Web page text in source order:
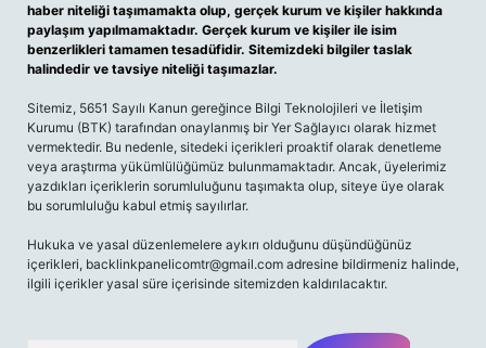
haber niteliği taşımamakta olup, gerçek kurum ve kişiler hakkında
paylaşım yapılmamaktadır. Gerçek kurum ve kişiler ile isim
benzerlikleri tamamen tesadüfidir. Sitemizdeki bilgiler taslak
halindedir ve tavsiye niteliği taşımazlar.
Sitemiz, 5651 Sayılı Kanun gereğince Bilgi Teknolojileri ve İletişim
Kurumu (BTK) tarafından onaylanmış bir Yer Sağlayıcı olarak hizmet
vermektedir. Bu nedenle, sitedeki içerikleri proaktif olarak denetleme
veya araştırma yükümlülüğümüz bulunmamaktadır. Ancak, üyelerimiz
yazdıkları içeriklerin sorumluluğunu taşımakta olup, siteye üye olarak
bu sorumluluğu kabul etmiş sayılırlar.
Hukuka ve yasal düzenlemelere aykırı olduğunu düşündüğünüz
içerikleri, backlinkpanelicomtr@gmail.com adresine bildirmeniz halinde,
ilgili içerikler yasal süre içerisinde sitemizden kaldırılacaktır.